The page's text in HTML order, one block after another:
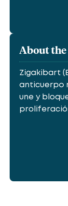
About
Zigakibart
anticuerpo
une y